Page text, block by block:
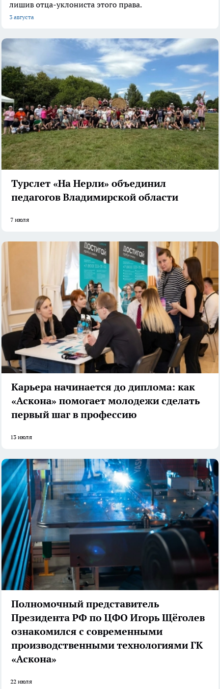
лишив отца-уклониста этого права.
3 августа
Турслет «На Нерли» объединил
педагогов Владимирской области
7 июля
Карьера начинается до диплома: как
«Аскона» помогает молодежи сделать
первый шаг в профессию
13 июля
Полномочный представитель
Президента РФ по ЦФО Игорь Щёголев
ознакомился с современными
производственными технологиями ГК
«Аскона»
22 июля